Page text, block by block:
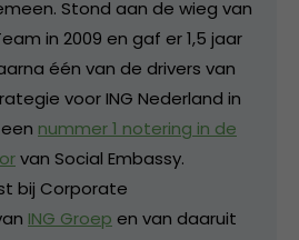
Stond aan de wieg van
in 2009 en gaf er 1,5 jaar
één van de drivers van
voor ING Nederland in
nummer 1 notering in de
van Social Embassy.
bij Corporate
ING Groep en van daaruit